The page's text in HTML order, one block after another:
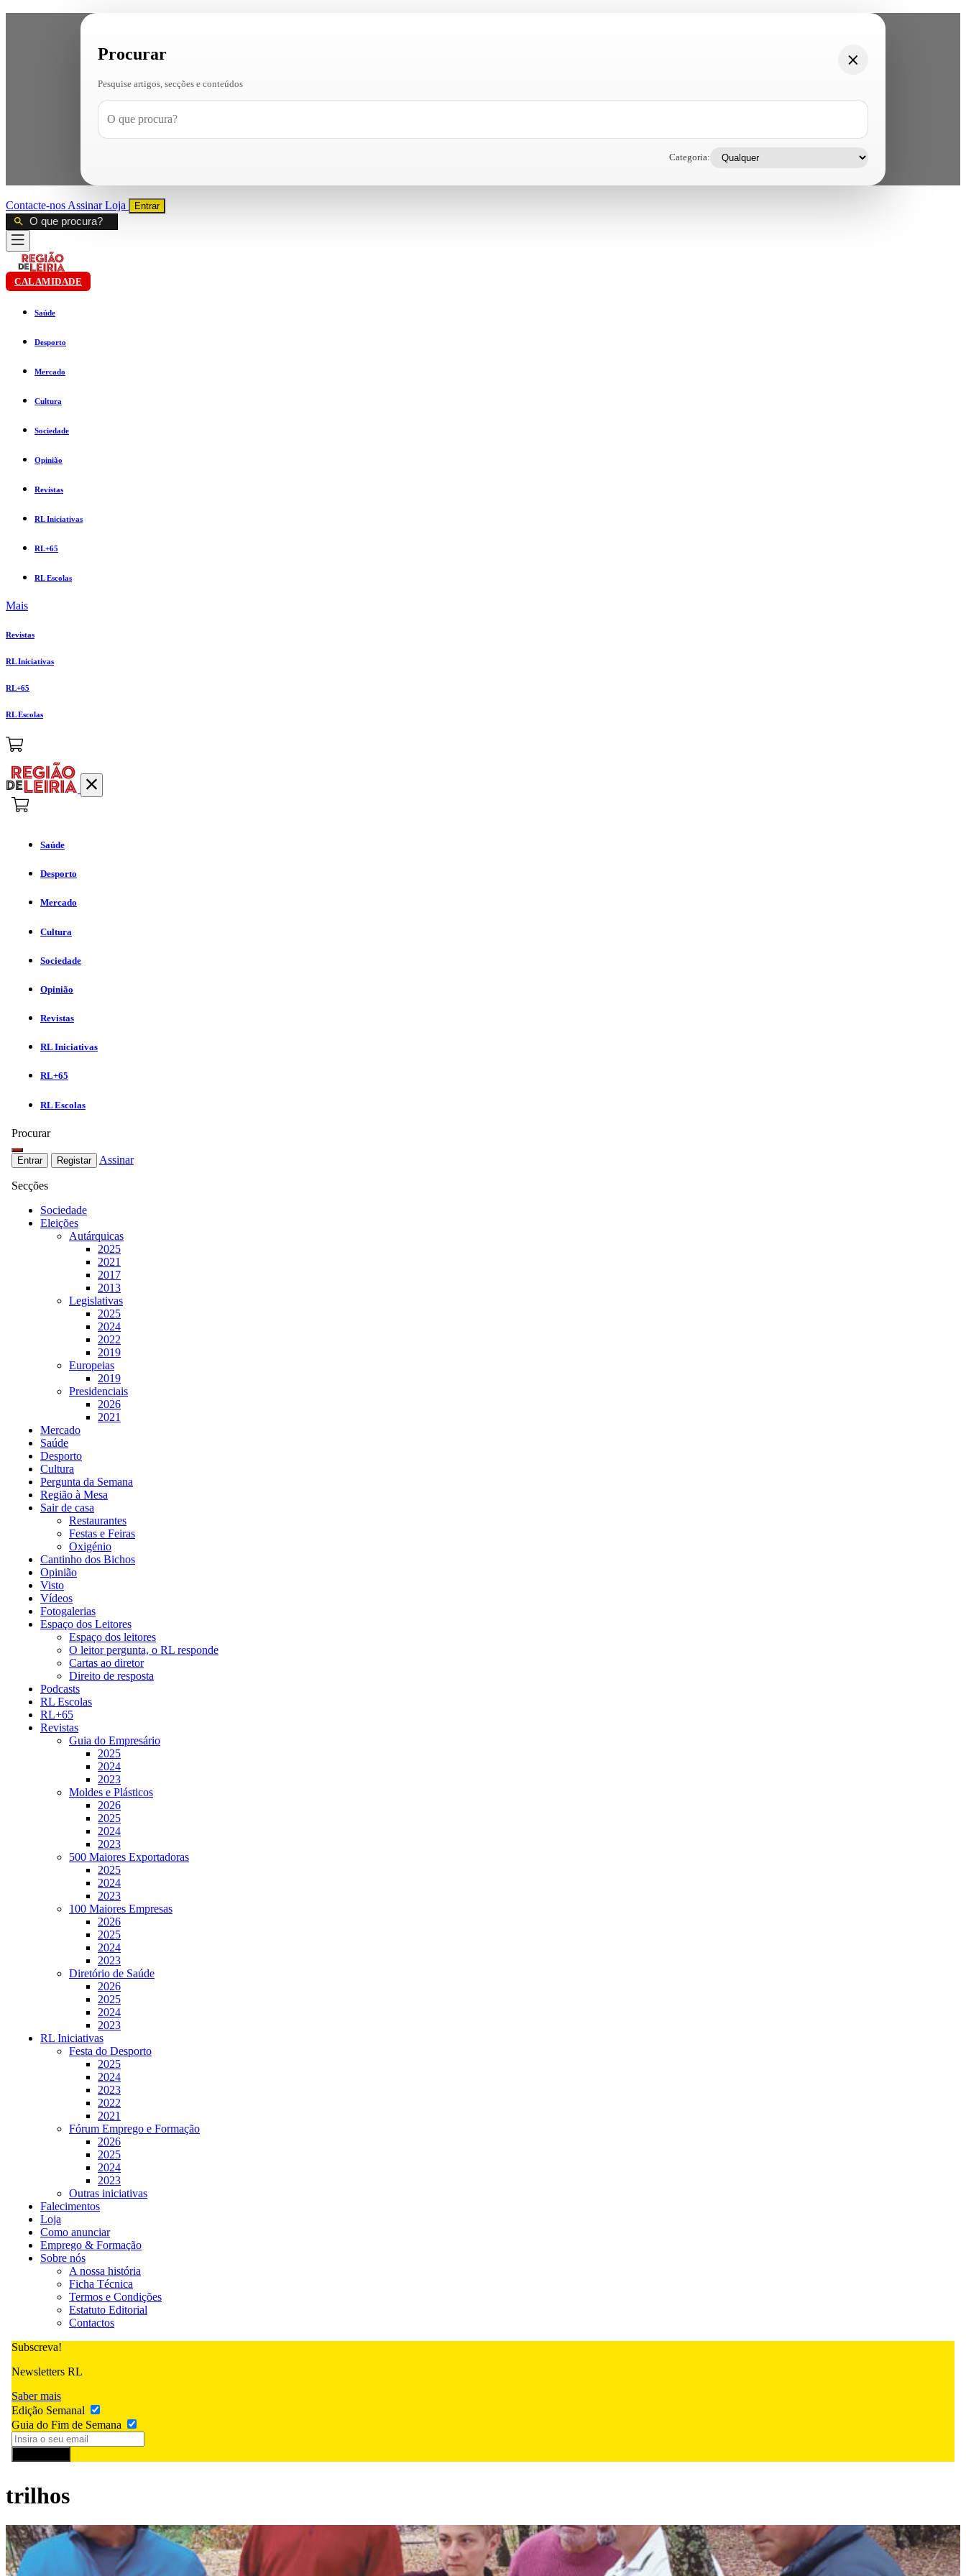
Procurar
Pesquise artigos, secções e conteúdos
Categoria:
Contacte-nos AssinarLoja Entrar
CALAMIDADE
Saúde
Desporto
Mercado
Cultura
Sociedade
Opinião
Revistas
RL Iniciativas
RL+65
RL Escolas
Mais
Revistas
RL Iniciativas
RL+65
RL Escolas
Saúde
Desporto
Mercado
Cultura
Sociedade
Opinião
Revistas
RL Iniciativas
RL+65
RL Escolas
Procurar
Entrar Registar Assinar
Secções
Sociedade
Eleições
Autárquicas
2025
2021
2017
2013
Legislativas
2025
2024
2022
2019
Europeias
2019
Presidenciais
2026
2021
Mercado
Saúde
Desporto
Cultura
Pergunta da Semana
Região à Mesa
Sair de casa
Restaurantes
Festas e Feiras
Oxigénio
Cantinho dos Bichos
Opinião
Visto
Vídeos
Fotogalerias
Espaço dos Leitores
Espaço dos leitores
O leitor pergunta, o RL responde
Cartas ao diretor
Direito de resposta
Podcasts
RL Escolas
RL+65
Revistas
Guia do Empresário
2025
2024
2023
Moldes e Plásticos
2026
2025
2024
2023
500 Maiores Exportadoras
2025
2024
2023
100 Maiores Empresas
2026
2025
2024
2023
Diretório de Saúde
2026
2025
2024
2023
RL Iniciativas
Festa do Desporto
2025
2024
2023
2022
2021
Fórum Emprego e Formação
2026
2025
2024
2023
Outras iniciativas
Falecimentos
Loja
Como anunciar
Emprego & Formação
Sobre nós
A nossa história
Ficha Técnica
Termos e Condições
Estatuto Editorial
Contactos
Subscreva!
Newsletters RL
Saber mais
Edição Semanal
Guia do Fim de Semana
trilhos